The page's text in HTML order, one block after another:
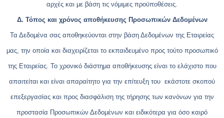
αρχές και με βάση τις νόμιμες προϋποθέσεις.
Δ. Τόπος και χρόνος αποθήκευσης Προσωπικών Δεδομένων
Τα Δεδομένα σας αποθηκεύονται στην βάση Δεδομένων της Εταιρείας
μας, την οποία και διαχειρίζεται το εκπαιδευμένο προς τούτο προσωπικό
της Εταιρείας. Το χρονικό διάστημα αποθήκευσης είναι το ελάχιστο που
απαιτείται και είναι απαραίτητο για την επίτευξη του εκάστοτε σκοπού
επεξεργασίας και προς διασφάλιση της τήρησης των κανόνων για την
προστασία Προσωπικών Δεδομένων και ειδικότερα για όσο καιρό